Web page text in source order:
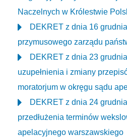
Naczelnych w Królestwie
DEKRET z dnia 16
przymusowego zarządu
DEKRET z dnia 23
uzupełnienia i zmiany
moratorjum w okręgu sądu
DEKRET z dnia 24
przedłużenia terminów
apelacyjnego warszawskiego